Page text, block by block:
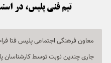
تیم فنی پلیس، در
معاون فرهنگی اجتماعی پلیس فتا
جاری چندین نوبت توسط کارشناسان